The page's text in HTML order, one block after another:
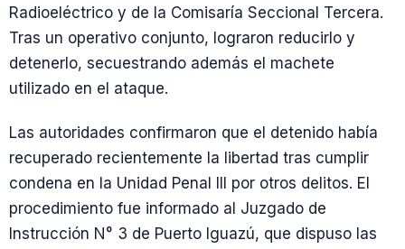
Radioeléctrico y de la Comisaría Seccional Tercera.
Tras un operativo conjunto, lograron reducirlo y
detenerlo, secuestrando además el machete
utilizado en el ataque.
Las autoridades confirmaron que el detenido había
recuperado recientemente la libertad tras cumplir
condena en la Unidad Penal III por otros delitos. El
procedimiento fue informado al Juzgado de
Instrucción N° 3 de Puerto Iguazú, que dispuso las